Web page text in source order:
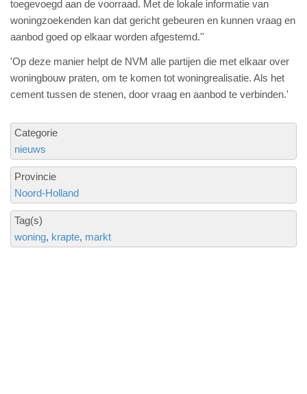
toegevoegd aan de voorraad. Met de lokale informatie van
woningzoekenden kan dat gericht gebeuren en kunnen vraag en
aanbod goed op elkaar worden afgestemd.''
'Op deze manier helpt de NVM alle partijen die met elkaar over
woningbouw praten, om te komen tot woningrealisatie. Als het
cement tussen de stenen, door vraag en aanbod te verbinden.'
Categorie
nieuws
Provincie
Noord-Holland
Tag(s)
woning krapte markt